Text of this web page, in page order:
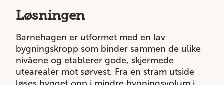
Løsningen
Barnehagen er utformet med en lav
bygningskropp som binder sammen de ulike
nivåene og etablerer gode, skjermede
utearealer mot sørvest. Fra en stram utside